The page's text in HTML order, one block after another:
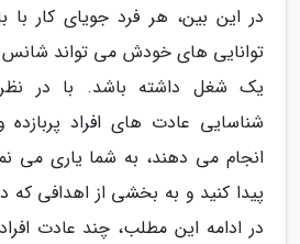
در این بین، هر فرد جویای کار با
توانایی های خودش می تواند
یک شغل داشته باشد. با در
شناسایی عادت های افراد
انجام می دهند، به شما یاری می
پیدا کنید و به بخشی از اهدافی که
در ادامه این مطلب، چند عادت